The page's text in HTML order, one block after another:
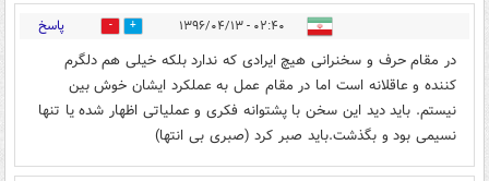
۰۲:۴۰ - ۱۳۹۶/۰۴/۱۳ 17 پاسخ
در مقام حرف و سخنرانی هیچ ایرادی که ندارد بلکه خیلی هم دلگرم
کننده و عاقلانه است اما در مقام عمل به عملکرد ایشان خوش بین
نیستم. باید دید این سخن با پشتوانه فکری و عملیاتی اظهار شده یا تنها
نسیمی بود و بگذشت.باید صبر کرد (صبری بی انتها)